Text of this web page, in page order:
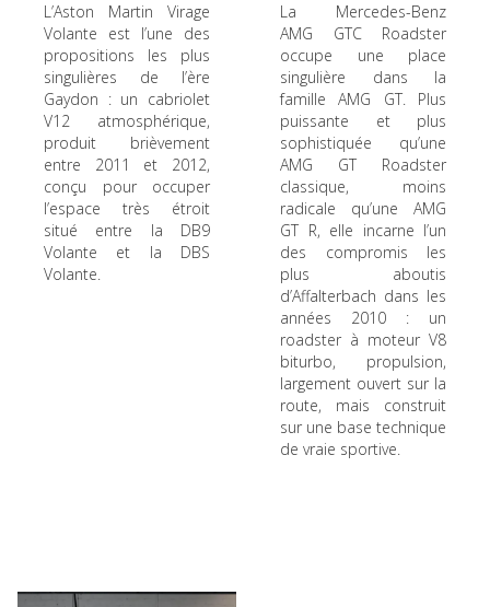
L’Aston Martin Virage
Volante est l’une des
propositions les plus
singulières de l’ère
Gaydon : un cabriolet
V12 atmosphérique,
produit brièvement
entre 2011 et 2012,
conçu pour occuper
l’espace très étroit
situé entre la DB9
Volante et la DBS
Volante.
La Mercedes-Benz
AMG GTC Roadster
occupe une place
singulière dans la
famille AMG GT. Plus
puissante et plus
sophistiquée qu’une
AMG GT Roadster
classique, moins
radicale qu’une AMG
GT R, elle incarne l’un
des compromis les
plus aboutis
d’Affalterbach dans les
années 2010 : un
roadster à moteur V8
biturbo, propulsion,
largement ouvert sur la
route, mais construit
sur une base technique
de vraie sportive.